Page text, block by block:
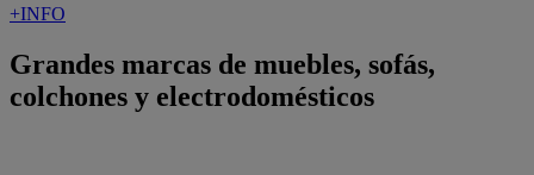
+INFO
Grandes marcas de muebles, sofás,
colchones y electrodomésticos